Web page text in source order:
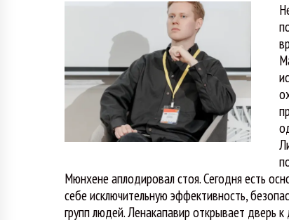
Мюнхене аплодировал стоя. Сегодня есть
себе исключительную эффективность,
групп людей. Ленакапавир открывает дверь